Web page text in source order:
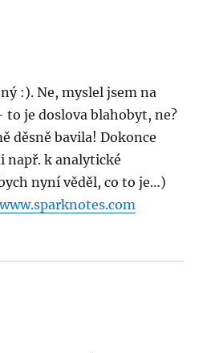
:). Ne, myslel jsem na
to je doslova blahobyt, ne?
děsně bavila! Dokonce
např. k analytické
nyní věděl, co to je…)